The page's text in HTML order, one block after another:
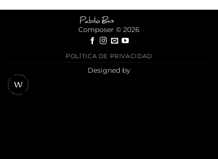
Composer © 2026
POLÍTICA DE PRIVACIDAD
Designed by